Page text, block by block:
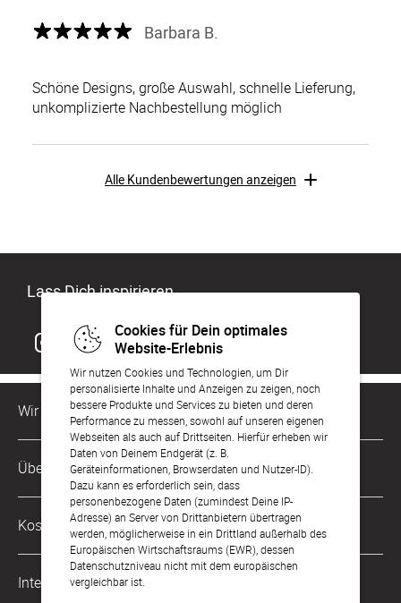
Cookies für Dein optimales
Website-Erlebnis
Wir nutzen Cookies und Technologien, um Dir
personalisierte Inhalte und Anzeigen zu zeigen, noch
bessere Produkte und Services zu bieten und deren
Performance zu messen, sowohl auf unseren eigenen
Webseiten als auch auf Drittseiten. Hierfür erheben wir
Daten von Deinem Endgerät (z. B.
Geräteinformationen, Browserdaten und Nutzer-ID).
Dazu kann es erforderlich sein, dass
personenbezogene Daten (zumindest Deine IP-
Adresse) an Server von Drittanbietern übertragen
werden, möglicherweise in ein Drittland außerhalb des
Europäischen Wirtschaftsraums (EWR), dessen
Datenschutzniveau nicht mit dem europäischen
vergleichbar ist.
Barbara B.
Schöne Designs, große Auswahl, schnelle Lieferung,
unkomplizierte Nachbestellung möglich
Alle Kundenbewertungen anzeigen
Lass Dich inspirieren
Wir sind für Dich da
Kundenservice-Hotline
0221 956 725 10
Mo. - Fr. von 9 bis 17 Uhr
kontakt@sendmoments.de
Über Uns
Philosophie
Karriere
Impressum
Kostenlose Services
Musterkarten
International